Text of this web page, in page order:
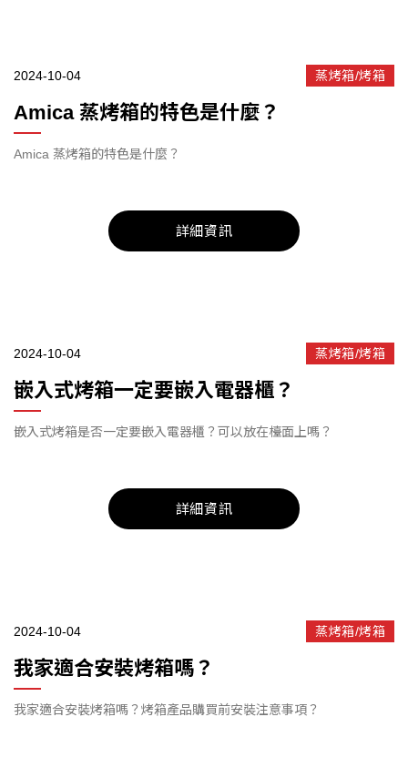
2024-10-04 蒸烤箱/烤箱
Amica 蒸烤箱的特色是什麼？
Amica 蒸烤箱的特色是什麼？
詳細資訊
2024-10-04 蒸烤箱/烤箱
嵌入式烤箱一定要嵌入電器櫃？
嵌入式烤箱是否一定要嵌入電器櫃？可以放在檯面上嗎？
詳細資訊
2024-10-04 蒸烤箱/烤箱
我家適合安裝烤箱嗎？
我家適合安裝烤箱嗎？烤箱產品購買前安裝注意事項？